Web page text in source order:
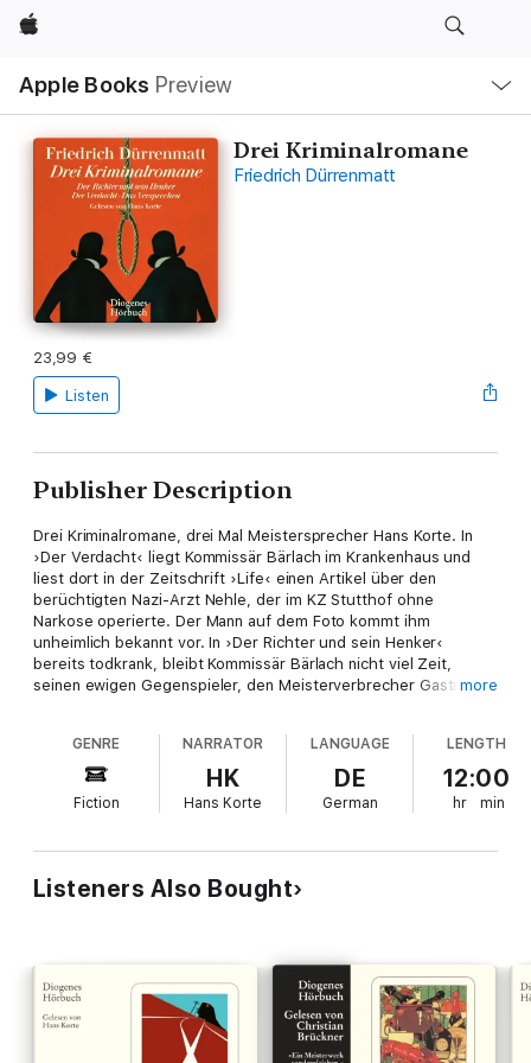
Apple
Apple Books Preview
Nav
Open
Menu
Drei Kriminalromane
Friedrich Dürrenmatt
23,99 €
Listen
Publisher Description
Drei Kriminalromane, drei Mal Meistersprecher Hans Korte. In
›Der Verdacht‹ liegt Kommissär Bärlach im Krankenhaus und
liest dort in der Zeitschrift ›Life‹ einen Artikel über den
berüchtigten Nazi-Arzt Nehle, der im KZ Stutthof ohne
Narkose operierte. Der Mann auf dem Foto kommt ihm
unheimlich bekannt vor. In ›Der Richter und sein Henker‹
bereits todkrank, bleibt Kommissär Bärlach nicht viel Zeit,
seinen ewigen Gegenspieler, den Meisterverbrecher Gastmann,
behandelt ein ganz anderes Thema von jedoch trauriger
Aktualität: Sexualverbrechen an Kindern. Verbissen ist hier
Kommissär Matthäi auf der Jagd nach einem Kindermörder. Um
ihn zur Strecke zu bringen, scheut er keine Gefahr.
more
GENRE
Fiction
NARRATOR
HK
Hans Korte
LANGUAGE
DE
German
LENGTH
12:00
hr min
Listeners Also Bought